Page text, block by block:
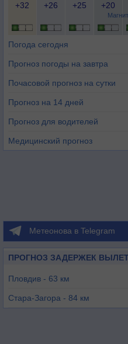
+32 +26 +25 +20
Погода сегодня
Прогноз погоды на завтра
Почасовой прогноз на сутки
Прогноз на 14 дней
Прогноз для водителей
Медицинский прогноз
Метеонова в Telegram
ПРОГНОЗ ЗАДЕРЖЕК
Пловдив - 63 км
Стара-Загора - 84 км